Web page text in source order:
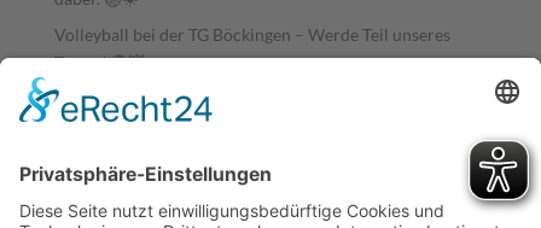
Volleyball bei der TG Böckingen – Werde Teil unseres
Teams! 🏐💥
Community Run im Sportpark 18-90 – Gemeinsam statt
alleine laufen! 🏃‍♂️💚
Tischtennis Vereinsmeisterschaften der Aktiven 2026